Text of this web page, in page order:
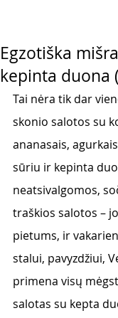
Egzotiška
kepinta duona
Tai nėra tik dar
skonio salotos su
ananasais,
sūriu ir kepinta
neatsivalgomos,
traškios salotos –
pietums, ir
stalui, pavyzdžiui,
primena visų
salotas su kepta